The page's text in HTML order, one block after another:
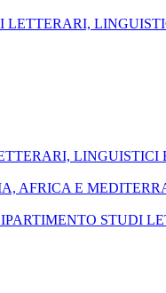
LETTERARI,
LINGUISTICI
AFRICA E
STUDI